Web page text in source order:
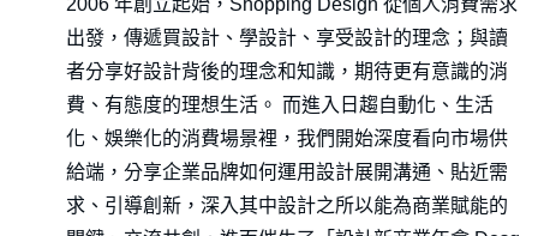
出發，傳遞買設計、學設計、享受設計的理念；與讀
者分享好設計背後的理念和知識，期待更有意識的消
費、有態度的理想生活。 而進入日趨自動化、生活
化、娛樂化的消費場景裡，我們開始深度看向市場供
給端，分享企業品牌如何運用設計展開溝通、貼近需
求、引導創新，深入其中設計之所以能為商業賦能的